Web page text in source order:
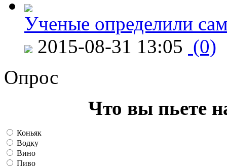
Ученые определили
2015-08-31 13:05 (0)
Опрос
Что вы пьете
Коньяк
Водку
Вино
Пиво